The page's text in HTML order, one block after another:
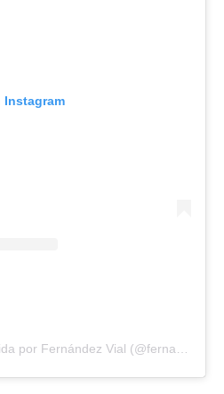
Instagram
Una publicación compartida por Fernández Vial (@fernandezvial)